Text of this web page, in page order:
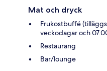
Mat och dryck
Frukostbuffé
veckodagar och
Restaurang
Bar/lounge